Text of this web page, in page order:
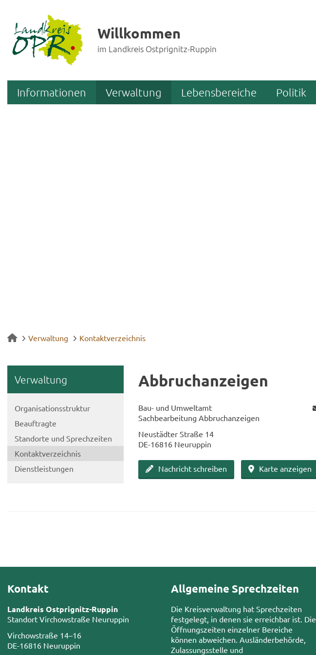
Willkommen
im Landkreis Ostprignitz-Ruppin
Informationen Verwaltung Lebensbereiche Politik
Verwaltung Kontaktverzeichnis
Ver­wal­tung
Or­ga­ni­sa­ti­ons­struk­tur
Be­auf­trag­te
Stand­or­te und Sprech­zei­ten
Kon­takt­ver­zeich­nis
Dienst­leis­tun­gen
Ab­bruch­an­zei­gen
Bau- und Um­welt­amt
Sach­be­ar­bei­tung Ab­bruch­an­zei­gen
Neu­städ­ter Stra­ße 14
DE-​16816 Neu­rup­pin
Nach­richt schrei­ben Karte an­zei­gen
Kontakt
Landkreis Ostprignitz-Ruppin
Standort Virchowstraße Neuruppin
Virchowstraße 14–16
DE-16816 Neuruppin
Allgemeine Sprechzeiten
Die Kreisverwaltung hat Sprechzeiten
festgelegt, in denen sie erreichbar ist. Die
Öffnungszeiten einzelner Bereiche
können abweichen. Ausländerbehörde,
Zulassungsstelle und